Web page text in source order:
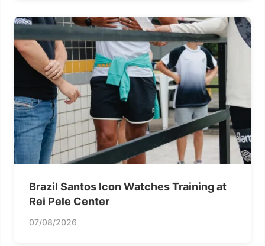
Brazil Santos Icon Watches Training at
Rei Pele Center
07/08/2026